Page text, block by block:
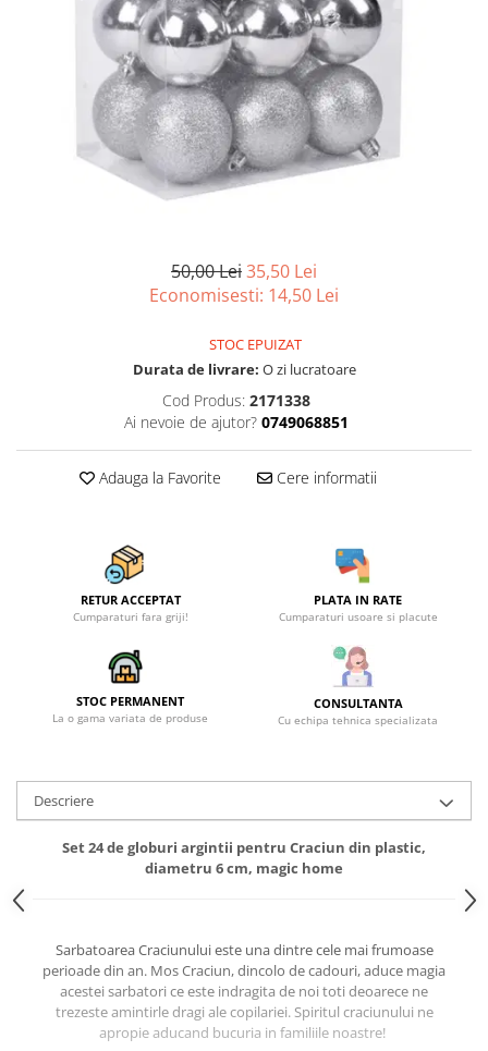
Sfoara si franghii
Suruburi, dibluri si accesorii
Mufe si conectori irigare
Panouri si elemente gard
Pavaje si borduri
Programatoare stropire
Sere si solarii
Termometre Meteo
Pentru toaleta si wc
Pentru toate suprafetele
Solutii pentru suprafetele din lemn
Solutii specializate
Solutii profesionale pentru
bucatarie
Solutii professionale pentru
50,00 Lei35,50 Lei
Economisesti: 14,50 Lei
STOC EPUIZAT
Durata de livrare: O zi lucratoare
Cod Produs: 2171338
Ai nevoie de ajutor? 0749068851
Adauga la Favorite Cere informatii
RETUR ACCEPTAT
Cumparaturi fara griji!
PLATA IN RATE
Cumparaturi usoare si placute
STOC PERMANENT
La o gama variata de produse
CONSULTANTA
Cu echipa tehnica specializata
Descriere
Set 24 de globuri argintii pentru Craciun din plastic,
diametru 6 cm, magic home
Sarbatoarea Craciunului este una dintre cele mai frumoase
perioade din an. Mos Craciun, dincolo de cadouri, aduce magia
acestei sarbatori ce este indragita de noi toti deoarece ne
trezeste amintirle dragi ale copilariei. Spiritul craciunului ne
apropie aducand bucuria in familiile noastre!